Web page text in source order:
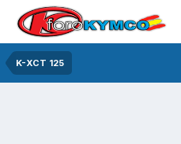
K-XCT 125